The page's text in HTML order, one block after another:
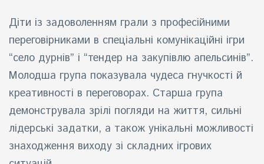
Діти із задоволенням грали з професійними
переговірниками в спеціальні комунікаційні ігри
“село дурнів” і “тендер на закупівлю апельсинів”.
Молодша група показувала чудеса гнучкості й
креативності в переговорах. Старша група
демонструвала зрілі погляди на життя, сильні
лідерські задатки, а також унікальні можливості
знаходження виходу зі складних ігрових